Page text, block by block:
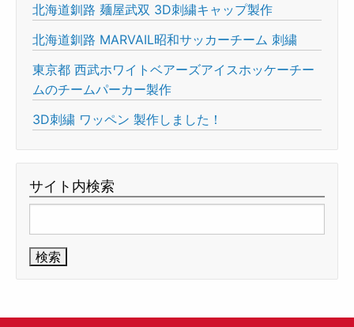
北海道釧路 麺屋武双 3D刺繍キャップ製作
北海道釧路 MARVAIL昭和サッカーチーム 刺繍
東京都 西武ホワイトベアーズアイスホッケーチー
ムのチームパーカー製作
3D刺繍 ワッペン 製作しました！
サイト内検索
索: